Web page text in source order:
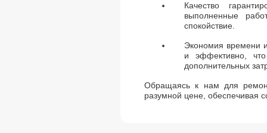
Качество
выполненные
спокойствие.
Экономия времени
и эффективно,
дополнительных
Обращаясь к нам для
разумной цене, обеспечивая